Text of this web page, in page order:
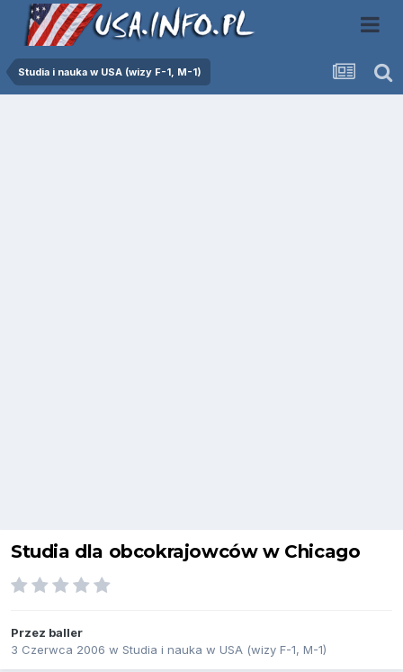
Studia i nauka w USA (wizy F-1, M-1)
Studia dla obcokrajowców w Chicago
Przez baller
3 Czerwca 2006 w Studia i nauka w USA (wizy F-1, M-1)